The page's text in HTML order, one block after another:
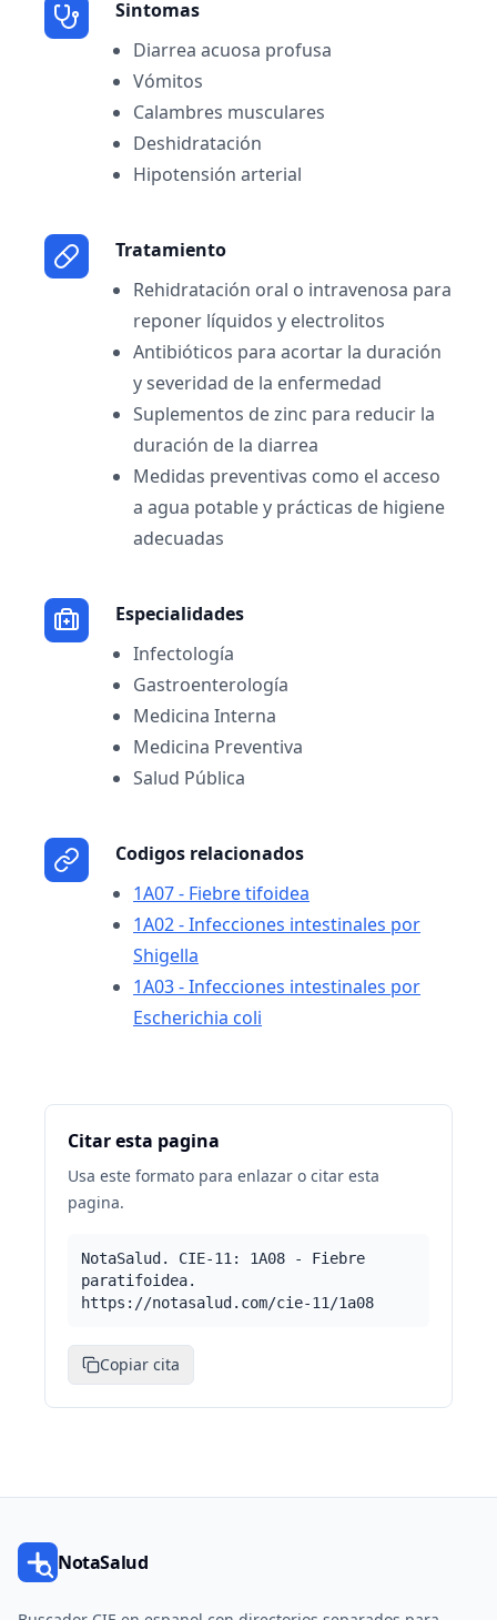
Sintomas
Diarrea acuosa profusa
Vómitos
Calambres musculares
Deshidratación
Hipotensión arterial
Tratamiento
Rehidratación oral o intravenosa para
reponer líquidos y electrolitos
Antibióticos para acortar la duración
y severidad de la enfermedad
Suplementos de zinc para reducir la
duración de la diarrea
Medidas preventivas como el acceso
a agua potable y prácticas de higiene
adecuadas
Especialidades
Infectología
Gastroenterología
Medicina Interna
Medicina Preventiva
Salud Pública
Codigos relacionados
1A07 - Fiebre tifoidea
1A02 - Infecciones intestinales por
Shigella
1A03 - Infecciones intestinales por
Escherichia coli
Citar esta pagina
Usa este formato para enlazar o citar esta
pagina.
NotaSalud. CIE-11: 1A08 - Fiebre
paratifoidea.
https://notasalud.com/cie-11/1a08
Copiar cita
NotaSalud